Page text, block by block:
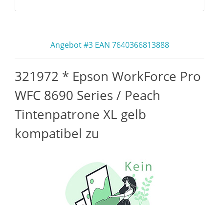
Angebot #3 EAN 7640366813888
321972 * Epson WorkForce Pro
WFC 8690 Series / Peach
Tintenpatrone XL gelb
kompatibel zu